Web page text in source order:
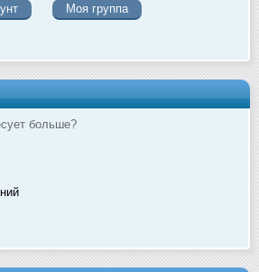
Моя группа
больше?